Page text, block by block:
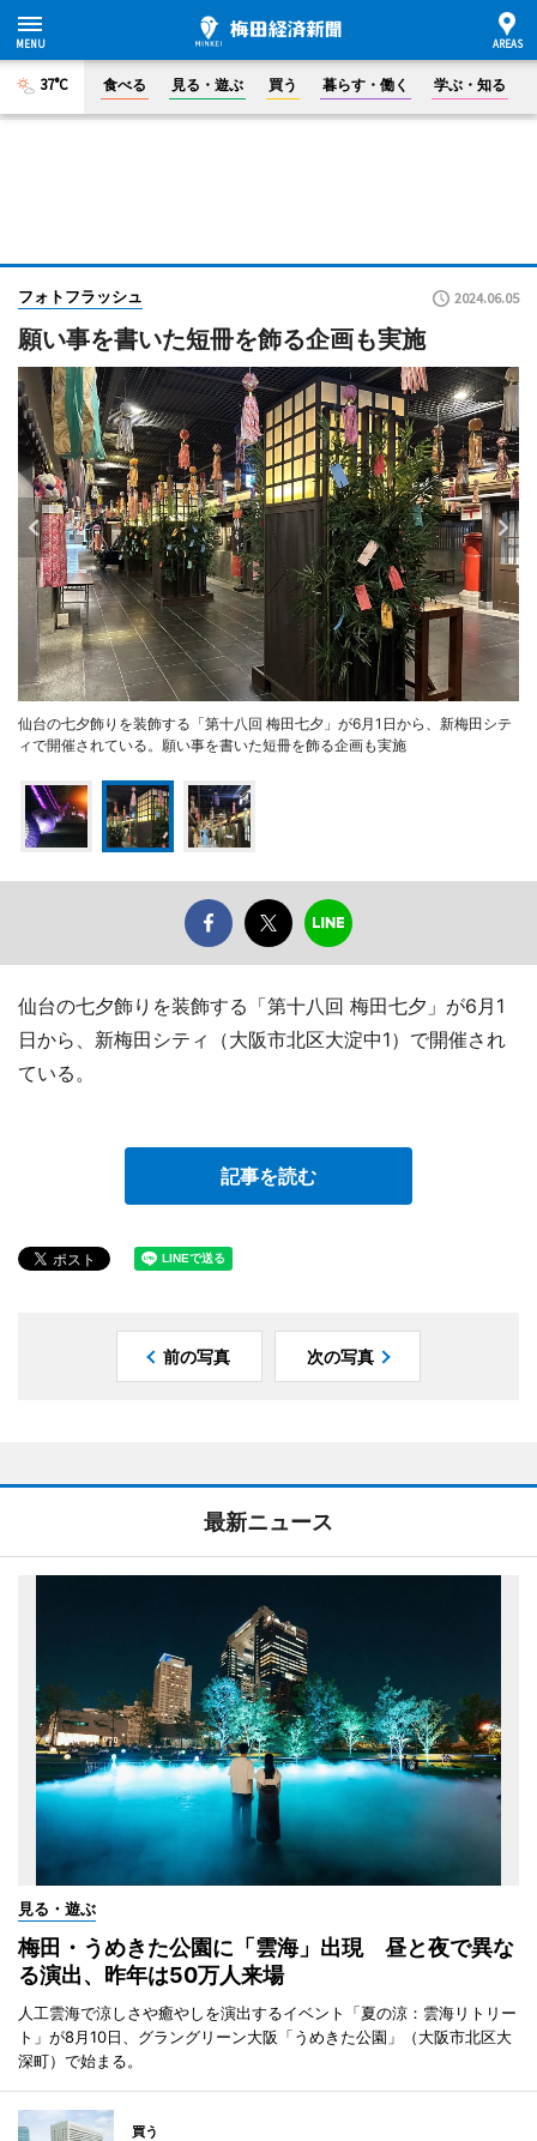
37°C 食べる 見る・遊ぶ 買う 暮らす・働く 学ぶ・知る
フォトフラッシュ 2024.06.05
願い事を書いた短冊を飾る企画も実施
仙台の七夕飾りを装飾する「第十八回 梅田七夕」が6月1日から、新梅田シテ
ィで開催されている。願い事を書いた短冊を飾る企画も実施
仙台の七夕飾りを装飾する「第十八回 梅田七夕」が6月1
日から、新梅田シティ（大阪市北区大淀中1）で開催され
ている。
記事を読む
前の写真 次の写真
最新ニュース
見る・遊ぶ
梅田・うめきた公園に「雲海」出現 昼と夜で異な
る演出、昨年は50万人来場
人工雲海で涼しさや癒やしを演出するイベント「夏の涼：雲海リトリー
ト」が8月10日、グラングリーン大阪「うめきた公園」（大阪市北区大
深町）で始まる。
買う